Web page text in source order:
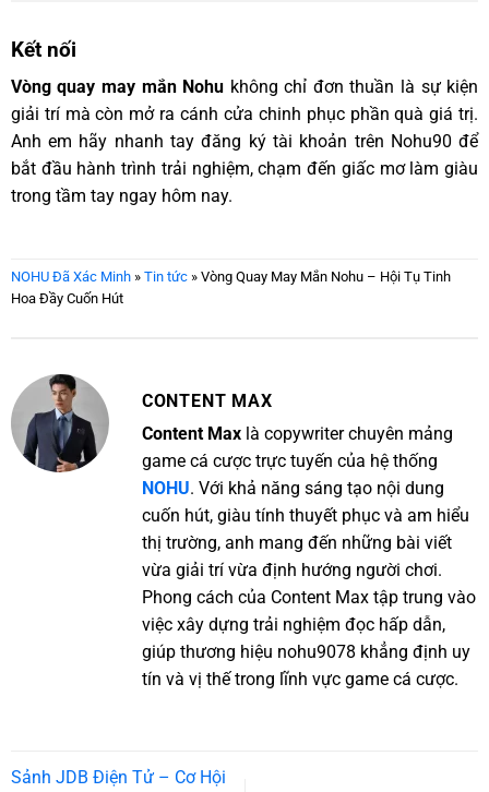
Kết nối
Vòng quay may mắn Nohu không chỉ đơn thuần là sự kiện
giải trí mà còn mở ra cánh cửa chinh phục phần quà giá trị.
Anh em hãy nhanh tay đăng ký tài khoản trên Nohu90 để
bắt đầu hành trình trải nghiệm, chạm đến giấc mơ làm giàu
trong tầm tay ngay hôm nay.
NOHU Đã Xác Minh» Tin tức» Vòng Quay May Mắn Nohu – Hội Tụ Tinh
Hoa Đầy Cuốn Hút
CONTENT MAX
Content Maxlà copywriter chuyên mảng
game cá cược trực tuyến của hệ thống
NOHU. Với khả năng sáng tạo nội dung
cuốn hút, giàu tính thuyết phục và am hiểu
thị trường, anh mang đến những bài viết
vừa giải trí vừa định hướng người chơi.
Phong cách của Content Max tập trung vào
việc xây dựng trải nghiệm đọc hấp dẫn,
giúp thương hiệu nohu9078 khẳng định uy
tín và vị thế trong lĩnh vực game cá cược.
Sảnh JDB Điện Tử – Cơ Hội